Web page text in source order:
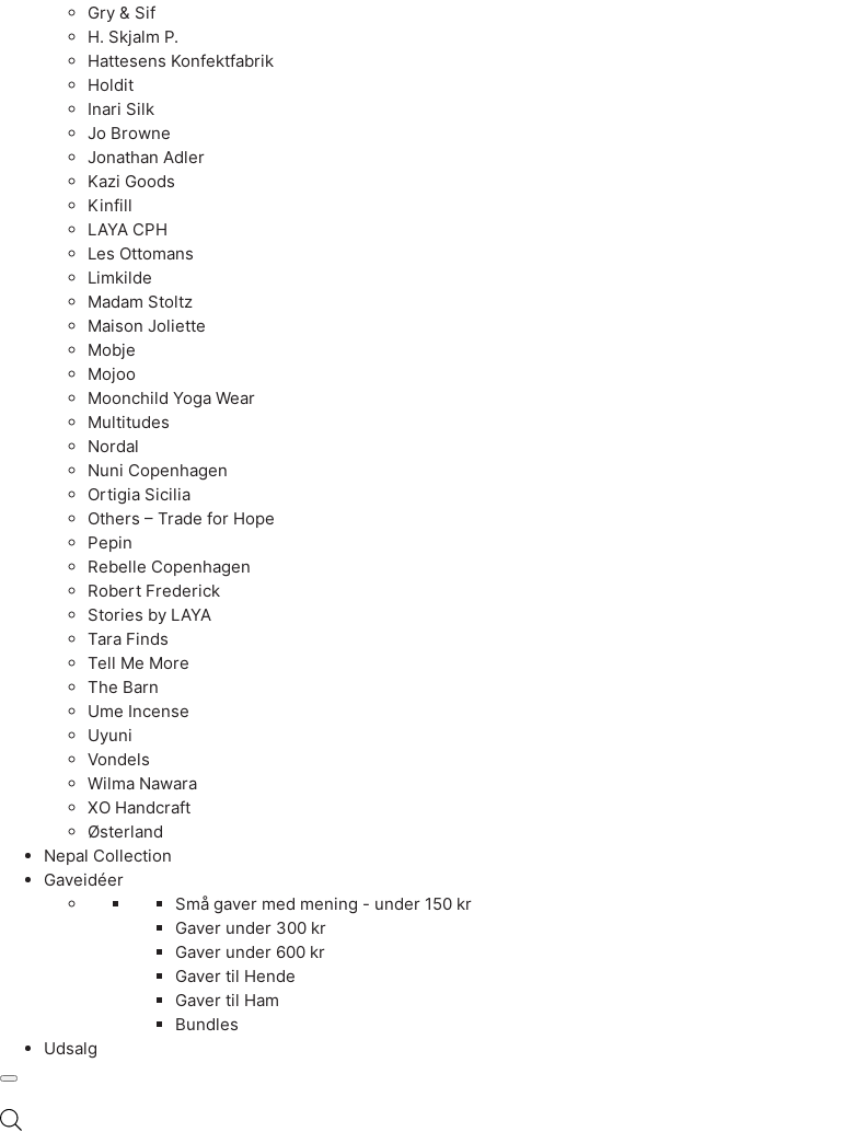
Gry & Sif
H. Skjalm P.
Hattesens Konfektfabrik
Holdit
Inari Silk
Jo Browne
Jonathan Adler
Kazi Goods
Kinfill
LAYA CPH
Les Ottomans
Limkilde
Madam Stoltz
Maison Joliette
Mobje
Mojoo
Moonchild Yoga Wear
Multitudes
Nordal
Nuni Copenhagen
Ortigia Sicilia
Others – Trade for Hope
Pepin
Rebelle Copenhagen
Robert Frederick
Stories by LAYA
Tara Finds
Tell Me More
The Barn
Ume Incense
Uyuni
Vondels
Wilma Nawara
XO Handcraft
Østerland
Nepal Collection
Gaveidéer
Små gaver med mening - under 150 kr
Gaver under 300 kr
Gaver under 600 kr
Gaver til Hende
Gaver til Ham
Bundles
Udsalg